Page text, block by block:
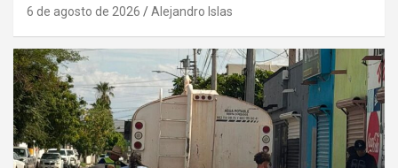
6 de agosto de 2026 Alejandro Islas